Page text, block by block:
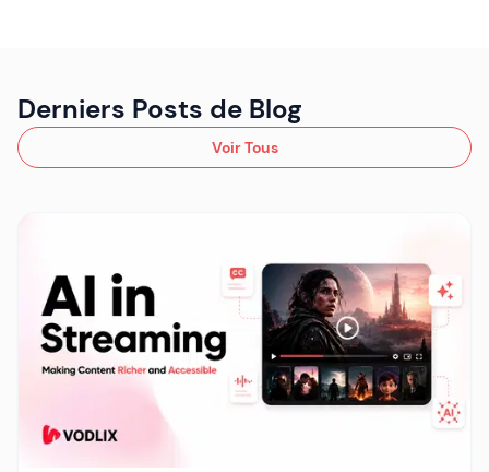
Derniers Posts de Blog
Voir Tous